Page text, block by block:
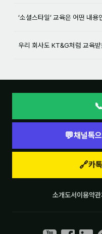
‘소셜스타일’ 교육은 어떤 내용
우리 회사도 KT&G처럼 교육
📞
💬채널톡
🔗카
소개도서이용약관